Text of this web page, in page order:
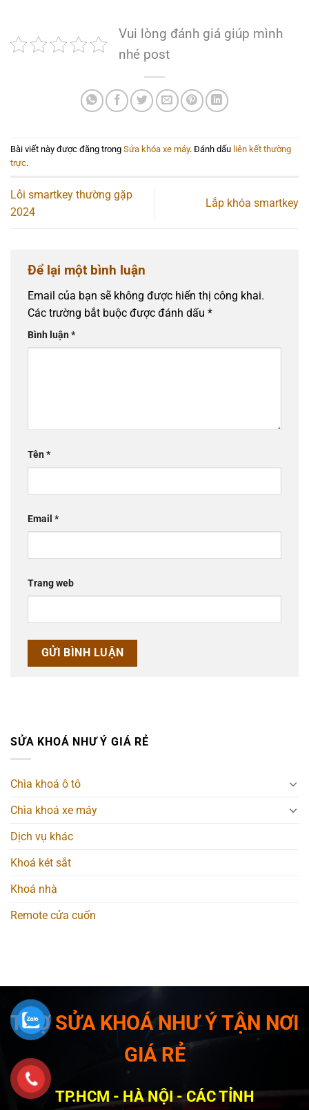
Vui lòng đánh giá giúp mình
nhé post
Bài viết này được đăng trong Sửa khóa xe máy. Đánh dấu liên kết thường
trực.
Lỗi smartkey thường gặp
2024
Lắp khóa smartkey
Để lại một bình luận
Email của bạn sẽ không được hiển thị công khai.
Các trường bắt buộc được đánh dấu *
Bình luận*
Tên*
Email *
Trang web
SỬA KHOÁ NHƯ Ý GIÁ RẺ
Chìa khoá ô tô
Chìa khoá xe máy
Dịch vụ khác
Khoá két sắt
Khoá nhà
Remote cửa cuốn
THỢ SỬA KHOÁ NHƯ Ý TẬN NƠI
GIÁ RẺ
TP.HCM - HÀ NỘI - CÁC TỈNH